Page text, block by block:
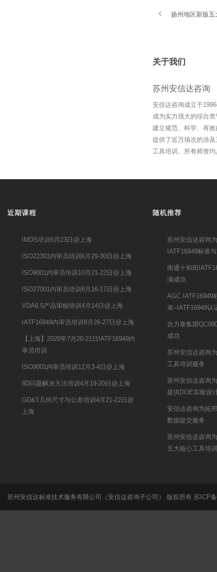
扬州地区新版
关于我们
苏州安信达咨询
安信达咨询成立于
成为实力强大的综合
建立规范、科学、有
提供了近万场次的涉
工具培训。所有师资
近期课程
IMDS培训6月23日@上海
ISO22301内审员培训6月29-30日@上海
ISO9001内审员培训10月21-22日@上海
ISO27001内审员培训8月16-17日@上海
VDA6.5产品审核培训4月14日@上海
IATF16949内审员培训8月26-27日@上海
【上海】2020年7月20-21日IATF16949内
审员培训
ISO9001内审员培训12月3-4日@上海
8D问题解决方法培训4月19-20日@上海
GD&T几何尺寸与公差培训4月21-22日@
上海
随机推荐
苏州安信达咨询
IATF16949标准
南通十和田
满成功
AGC IATF16949
束–IATF16949认
合力泰集团
成功
苏州安信达咨询
工具培训服务
苏州安信达咨询
提供DOE实验设
安信达咨询为拓
数据提交服务
苏州安信达咨询
五大核心工具培
苏州安信达标准技术服务有限公司（安信达咨询子公司） 版权所有 苏ICP